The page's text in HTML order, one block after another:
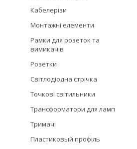
Кабелерізи
Монтажні елементи
Рамки для розеток та
вимикачів
Розетки
Світлодіодна стрічка
Точкові світильники
Трансформатори для ламп
Тримачі
Пластиковый профіль